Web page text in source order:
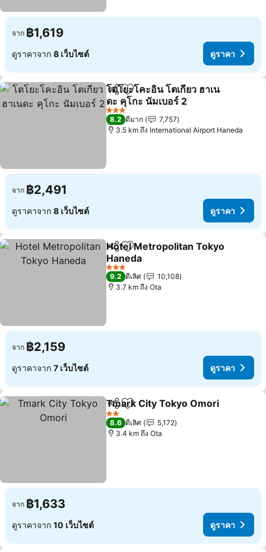
จาก ฿1,619
ดูราคาจาก 8 เว็บไซต์ ดูราคา
แชร์ เพิ่มในรายการโปรด
โตโยะโคะอิน โตเกียว ฮาเน
ดะ คุโกะ นัมเบอร์ 2
3 ดาว
8.2 ดีมาก
7,757
3.5 km ถึง International Airport Haneda
จาก ฿2,491
ดูราคาจาก 8 เว็บไซต์ ดูราคา
แชร์ เพิ่มในรายการโปรด
Hotel Metropolitan Tokyo
Haneda
3 ดาว
9.2 ดีเลิศ
10,108
3.7 km ถึง Ota
จาก ฿2,159
ดูราคาจาก 7 เว็บไซต์ ดูราคา
แชร์ เพิ่มในรายการโปรด
Tmark City Tokyo Omori
2 ดาว
8.6 ดีเลิศ
5,172
3.4 km ถึง Ota
จาก ฿1,633
ดูราคาจาก 10 เว็บไซต์ ดูราคา